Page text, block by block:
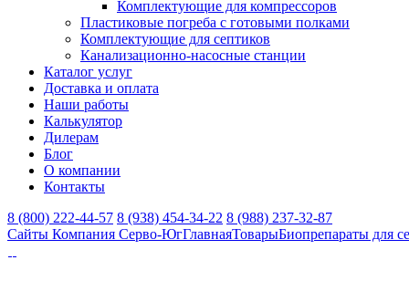
Комплектующие для компрессоров
Пластиковые погреба с готовыми полками
Комплектующие для септиков
Канализационно-насосные станции
Каталог услуг
Доставка и оплата
Наши работы
Калькулятор
Дилерам
Блог
О компании
Контакты
8 (800) 222-44-57 8 (938) 454-34-22 8 (988) 237-32-87
Сайты Компания Серво-ЮгГлавнаяТоварыБиопрепараты для